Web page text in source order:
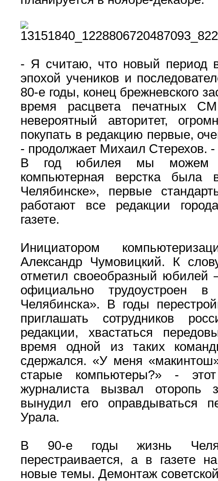
- Я считаю, что новый период
эпохой учеников и
80-е годы, конец брежневского
время расцвета печатных
невероятный авторитет,
покупать в редакцию первые,
- продолжает Михаил Стерехов. -
В год юбилея мы можем
компьютерная верстка была
Челябинске», первые
работают все редакции
газете.
Инициатором
Александр Чумовицкий. К
отметил своеобразный юбилей
официально трудоустроен в
Челябинска». В годы
приглашать сотрудников
редакции, хвастаться
время одной из таких
сдержался. «У меня
старые компьютеры?» - этот
журналиста вызвал оторопь
вынудил его оправдываться
Урала.
В 90-е годы жизнь
перестраивается, а в газете
новые темы. Демонтаж